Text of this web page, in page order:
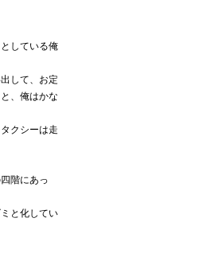
している俺
して、お定
、俺はかな
クシーは走
階にあっ
と化してい